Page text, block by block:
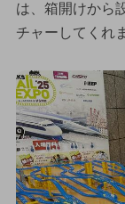
は、箱開けから
チャーしてくれ